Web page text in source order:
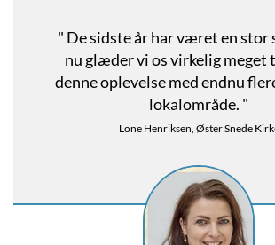
" De sidste år har været en stor
nu glæder vi os virkelig meget
denne oplevelse med endnu
lokalområde. "
Lone Henriksen, Øster Snede